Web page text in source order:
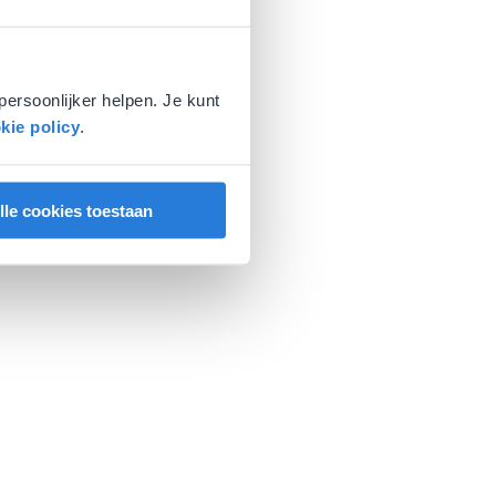
helpen. Je kunt
policy.
cookies toestaan